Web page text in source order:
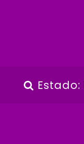
Estado: